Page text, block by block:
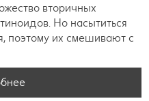
вторичных
Но насытиться
поэтому их смешивают с